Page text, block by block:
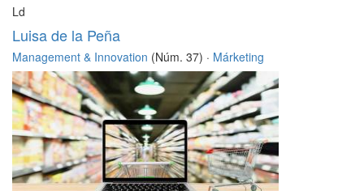
Ld
Luisa de la Peña
Management & Innovation (Núm. 37) · Márketing